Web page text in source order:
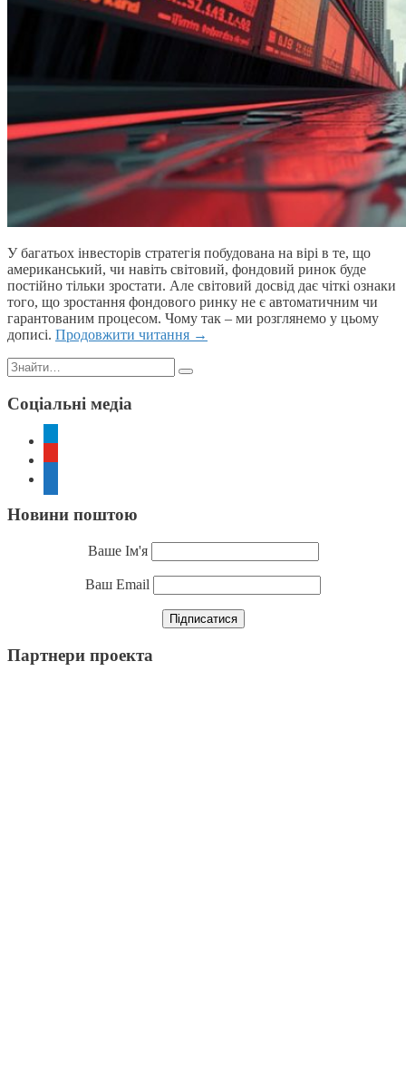
У багатьох інвесторів стратегія побудована на вірі в те, що
американський, чи навіть світовий, фондовий ринок буде
постійно тільки зростати. Але світовий досвід дає чіткі ознаки
того, що зростання фондового ринку не є автоматичним чи
гарантованим процесом. Чому так – ми розглянемо у цьому
дописі. Продовжити читання →
Пошук:
Соціальні медіа
Новини поштою
Ваше Ім'я
Ваш Email
Партнери проекта